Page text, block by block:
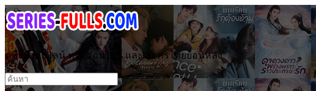
ดูซีรี่ย์ออนไลน์ หนังออนไลน์ และ ละครไทยย้อนหลัง